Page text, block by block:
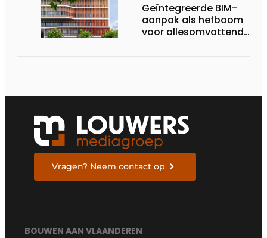
Geïntegreerde BIM-
aanpak als hefboom
voor allesomvattende
Vragen? Neem contact op
BOUWEN AAN VLAANDEREN